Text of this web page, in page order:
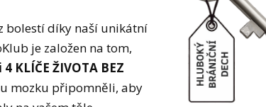
bolestí díky naší unikátní
je založen na tom,
KLÍČE ŽIVOTA BEZ
mozku připomněli, aby